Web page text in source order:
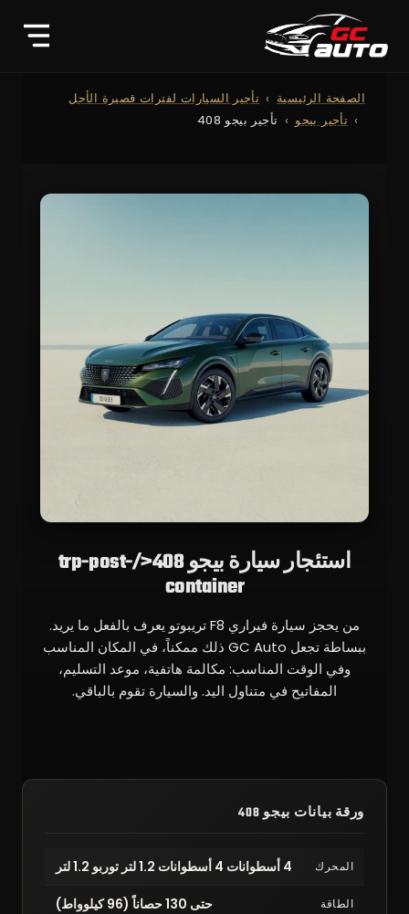
الصفحة الرئيسية
تأجير السيارات لفترات قصيرة الأجل
تأجير بيجو
تأجير بيجو 408
استئجار سيارة بيجو 408</trp-post-
container
من يحجز سيارة فيراري F8 تريبوتو يعرف بالفعل ما يريد.
ببساطة تجعل GC Auto ذلك ممكناً، في المكان المناسب
وفي الوقت المناسب: مكالمة هاتفية، موعد التسليم،
المفاتيح في متناول اليد. والسيارة تقوم بالباقي.
ورقة بيانات بيجو 408
المحرك 4 أسطوانات 4 أسطوانات 1.2 لتر توربو 1.2 لتر
الطاقة حتى 130 حصاناً (96 كيلوواط)